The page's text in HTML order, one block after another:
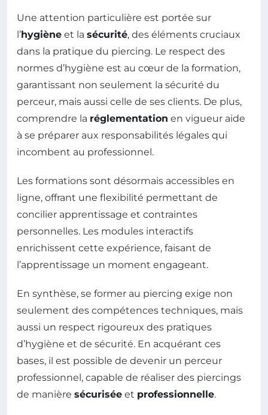
Une attention particulière est portée sur
l’hygiène et la sécurité, des éléments cruciaux
dans la pratique du piercing. Le respect des
normes d’hygiène est au cœur de la formation,
garantissant non seulement la sécurité du
perceur, mais aussi celle de ses clients. De plus,
comprendre la réglementation en vigueur aide
à se préparer aux responsabilités légales qui
incombent au professionnel.
Les formations sont désormais accessibles en
ligne, offrant une flexibilité permettant de
concilier apprentissage et contraintes
personnelles. Les modules interactifs
enrichissent cette expérience, faisant de
l’apprentissage un moment engageant.
En synthèse, se former au piercing exige non
seulement des compétences techniques, mais
aussi un respect rigoureux des pratiques
d’hygiène et de sécurité. En acquérant ces
bases, il est possible de devenir un perceur
professionnel, capable de réaliser des piercings
de manière sécurisée et professionnelle.